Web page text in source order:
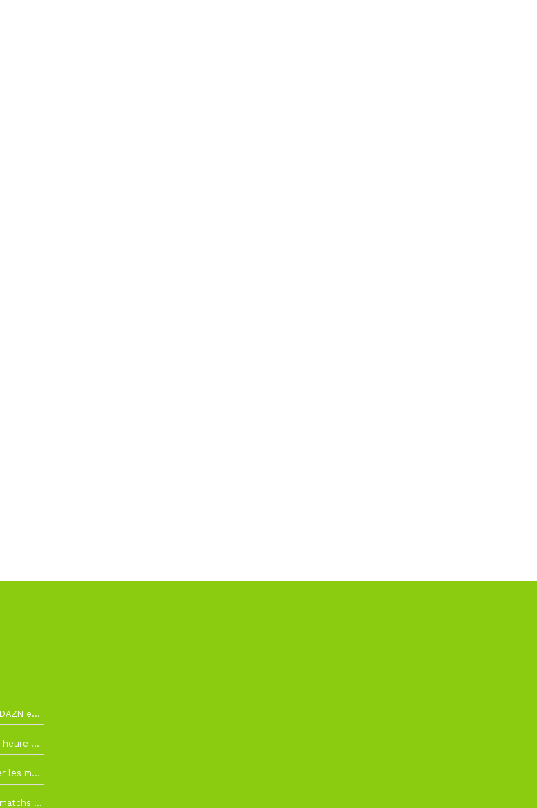
La Liga change de diffuseur : DAZN et Disney+ remplacent beIN Sports !
RC Lens – Villarreal : à quelle heure et sur quelle chaîne voir la finale de la Como Cup ?
Como Cup : comment regarder les matchs du RC Lens en direct ?
Ligue 1+ diffusera plus de 30 matchs amicaux avant la reprise de la Ligue 1